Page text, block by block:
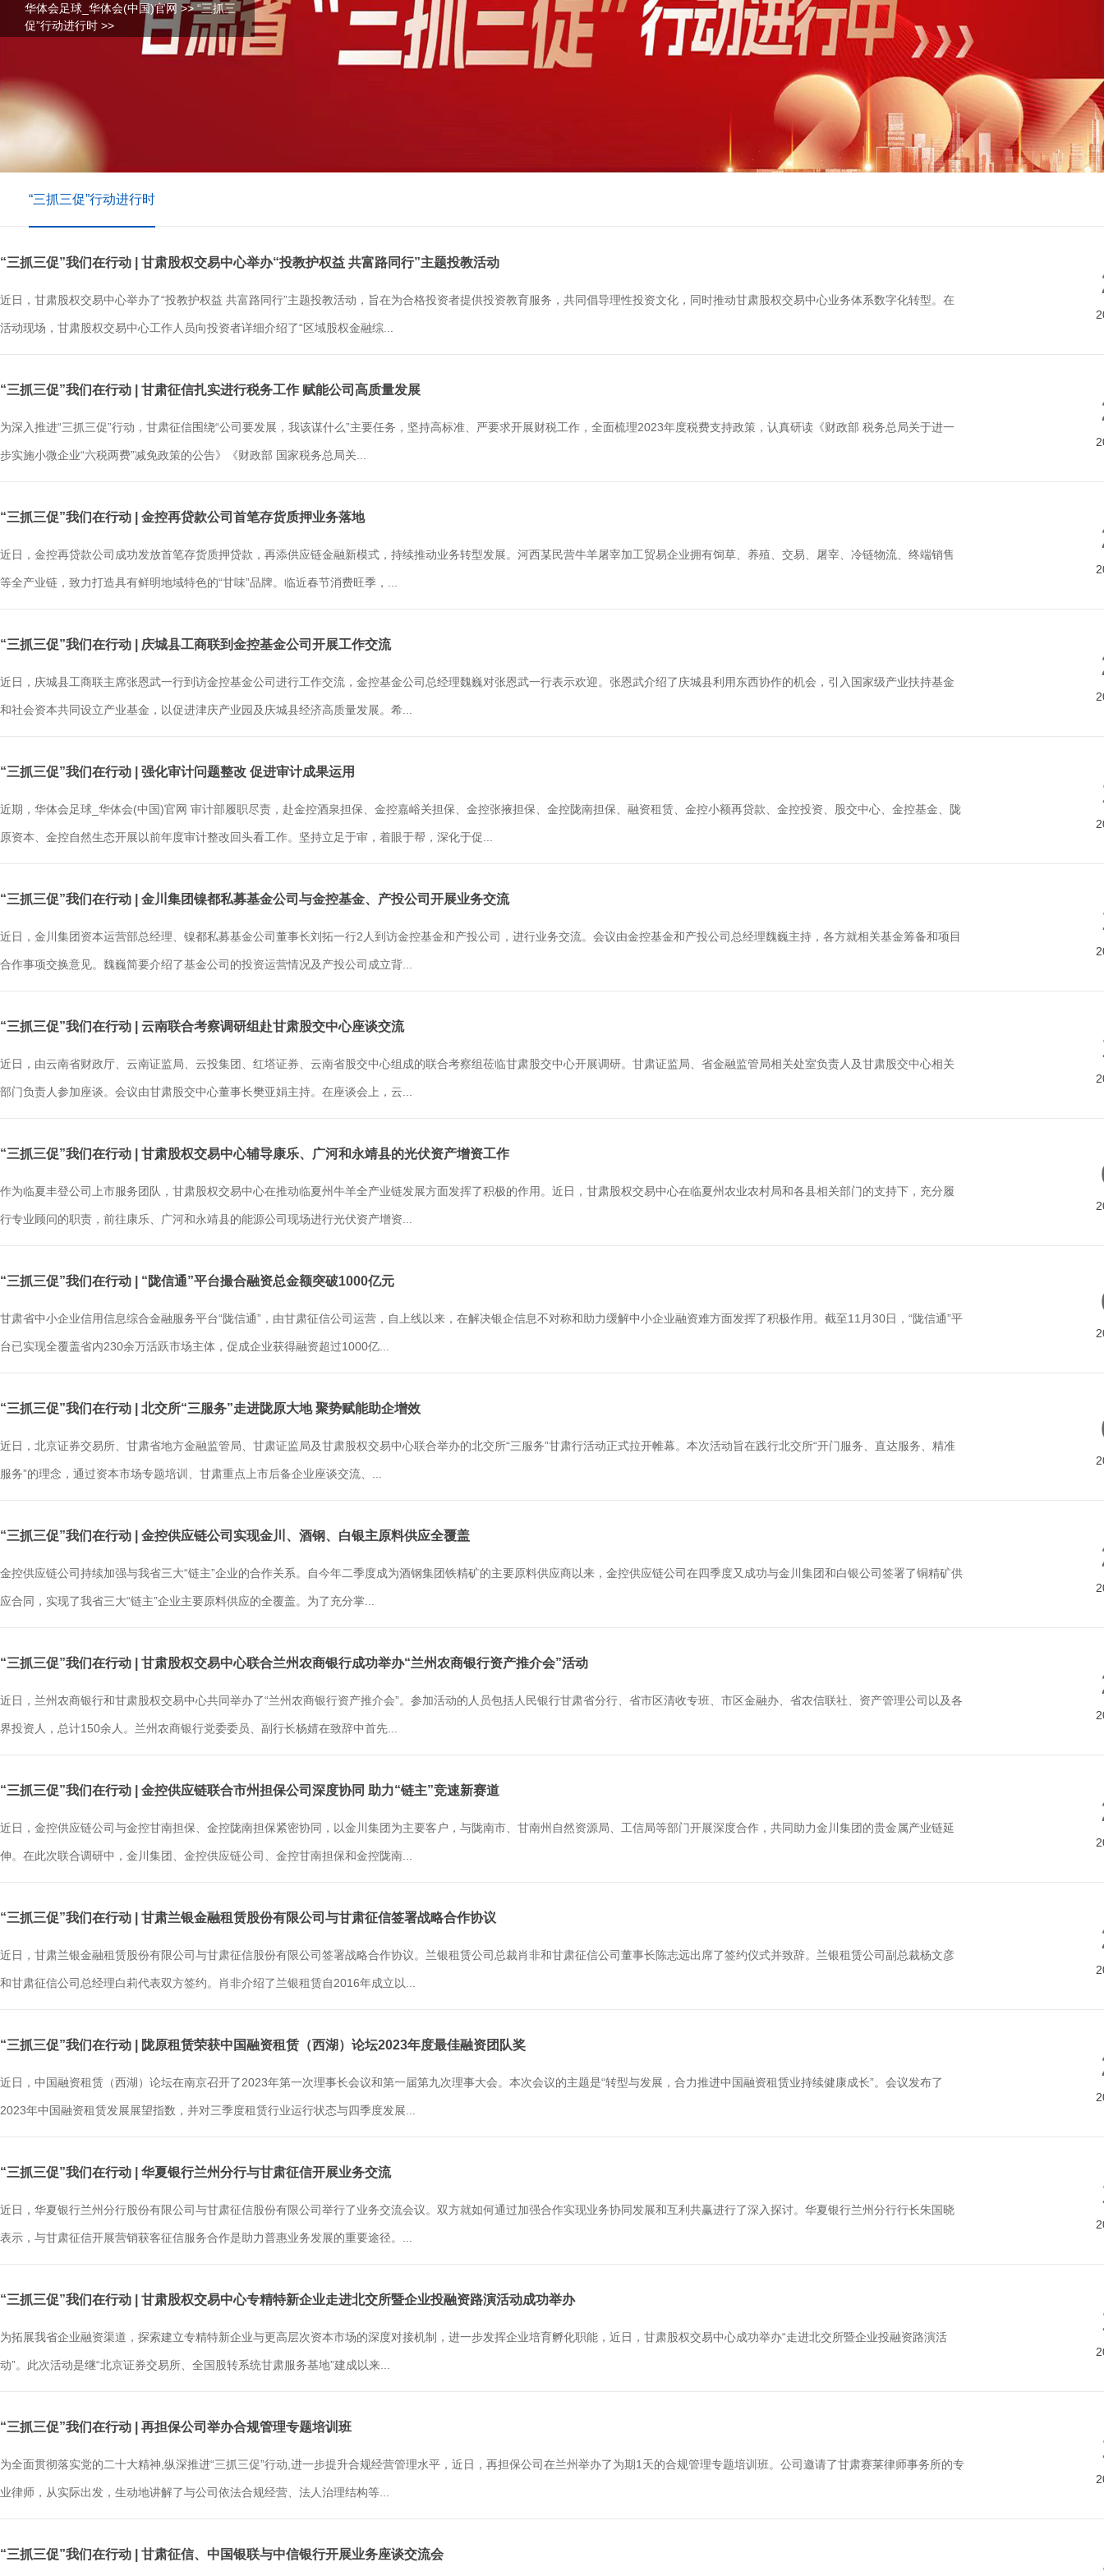
华体会足球_华体会(中国)官网 >>“三抓三
促”行动进行时 >>
“三抓三促”行动进行时
“三抓三促”我们在行动 | 甘肃股权交易中心举办“投教护权益 共富路同行”主题投教活动
近日，甘肃股权交易中心举办了“投教护权益 共富路同行”主题投教活动，旨在为合格投资者提供投资教育服务，共同倡导理性投资文化，同时推动甘肃股权交易中心业务体系数字化转型。在
活动现场，甘肃股权交易中心工作人员向投资者详细介绍了“区域股权金融综...
“三抓三促”我们在行动 | 甘肃征信扎实进行税务工作 赋能公司高质量发展
为深入推进“三抓三促”行动，甘肃征信围绕“公司要发展，我该谋什么”主要任务，坚持高标准、严要求开展财税工作，全面梳理2023年度税费支持政策，认真研读《财政部 税务总局关于进一
步实施小微企业“六税两费”减免政策的公告》《财政部 国家税务总局关...
“三抓三促”我们在行动 | 金控再贷款公司首笔存货质押业务落地
近日，金控再贷款公司成功发放首笔存货质押贷款，再添供应链金融新模式，持续推动业务转型发展。河西某民营牛羊屠宰加工贸易企业拥有饲草、养殖、交易、屠宰、冷链物流、终端销售
等全产业链，致力打造具有鲜明地域特色的“甘味”品牌。临近春节消费旺季，...
“三抓三促”我们在行动 | 庆城县工商联到金控基金公司开展工作交流
近日，庆城县工商联主席张恩武一行到访金控基金公司进行工作交流，金控基金公司总经理魏巍对张恩武一行表示欢迎。张恩武介绍了庆城县利用东西协作的机会，引入国家级产业扶持基金
和社会资本共同设立产业基金，以促进津庆产业园及庆城县经济高质量发展。希...
“三抓三促”我们在行动 | 强化审计问题整改 促进审计成果运用
近期，华体会足球_华体会(中国)官网 审计部履职尽责，赴金控酒泉担保、金控嘉峪关担保、金控张掖担保、金控陇南担保、融资租赁、金控小额再贷款、金控投资、股交中心、金控基金、陇
原资本、金控自然生态开展以前年度审计整改回头看工作。坚持立足于审，着眼于帮，深化于促...
“三抓三促”我们在行动 | 金川集团镍都私募基金公司与金控基金、产投公司开展业务交流
近日，金川集团资本运营部总经理、镍都私募基金公司董事长刘拓一行2人到访金控基金和产投公司，进行业务交流。会议由金控基金和产投公司总经理魏巍主持，各方就相关基金筹备和项目
合作事项交换意见。魏巍简要介绍了基金公司的投资运营情况及产投公司成立背...
“三抓三促”我们在行动 | 云南联合考察调研组赴甘肃股交中心座谈交流
近日，由云南省财政厅、云南证监局、云投集团、红塔证券、云南省股交中心组成的联合考察组莅临甘肃股交中心开展调研。甘肃证监局、省金融监管局相关处室负责人及甘肃股交中心相关
部门负责人参加座谈。会议由甘肃股交中心董事长樊亚娟主持。在座谈会上，云...
“三抓三促”我们在行动 | 甘肃股权交易中心辅导康乐、广河和永靖县的光伏资产增资工作
作为临夏丰登公司上市服务团队，甘肃股权交易中心在推动临夏州牛羊全产业链发展方面发挥了积极的作用。近日，甘肃股权交易中心在临夏州农业农村局和各县相关部门的支持下，充分履
行专业顾问的职责，前往康乐、广河和永靖县的能源公司现场进行光伏资产增资...
“三抓三促”我们在行动 | “陇信通”平台撮合融资总金额突破1000亿元
甘肃省中小企业信用信息综合金融服务平台“陇信通”，由甘肃征信公司运营，自上线以来，在解决银企信息不对称和助力缓解中小企业融资难方面发挥了积极作用。截至11月30日，“陇信通”平
台已实现全覆盖省内230余万活跃市场主体，促成企业获得融资超过1000亿...
“三抓三促”我们在行动 | 北交所“三服务”走进陇原大地 聚势赋能助企增效
近日，北京证券交易所、甘肃省地方金融监管局、甘肃证监局及甘肃股权交易中心联合举办的北交所“三服务”甘肃行活动正式拉开帷幕。本次活动旨在践行北交所“开门服务、直达服务、精准
服务”的理念，通过资本市场专题培训、甘肃重点上市后备企业座谈交流、...
“三抓三促”我们在行动 | 金控供应链公司实现金川、酒钢、白银主原料供应全覆盖
金控供应链公司持续加强与我省三大“链主”企业的合作关系。自今年二季度成为酒钢集团铁精矿的主要原料供应商以来，金控供应链公司在四季度又成功与金川集团和白银公司签署了铜精矿供
应合同，实现了我省三大“链主”企业主要原料供应的全覆盖。为了充分掌...
“三抓三促”我们在行动 | 甘肃股权交易中心联合兰州农商银行成功举办“兰州农商银行资产推介会”活动
近日，兰州农商银行和甘肃股权交易中心共同举办了“兰州农商银行资产推介会”。参加活动的人员包括人民银行甘肃省分行、省市区清收专班、市区金融办、省农信联社、资产管理公司以及各
界投资人，总计150余人。兰州农商银行党委委员、副行长杨婧在致辞中首先...
“三抓三促”我们在行动 | 金控供应链联合市州担保公司深度协同 助力“链主”竞速新赛道
近日，金控供应链公司与金控甘南担保、金控陇南担保紧密协同，以金川集团为主要客户，与陇南市、甘南州自然资源局、工信局等部门开展深度合作，共同助力金川集团的贵金属产业链延
伸。在此次联合调研中，金川集团、金控供应链公司、金控甘南担保和金控陇南...
“三抓三促”我们在行动 | 甘肃兰银金融租赁股份有限公司与甘肃征信签署战略合作协议
近日，甘肃兰银金融租赁股份有限公司与甘肃征信股份有限公司签署战略合作协议。兰银租赁公司总裁肖非和甘肃征信公司董事长陈志远出席了签约仪式并致辞。兰银租赁公司副总裁杨文彦
和甘肃征信公司总经理白莉代表双方签约。肖非介绍了兰银租赁自2016年成立以...
“三抓三促”我们在行动 | 陇原租赁荣获中国融资租赁（西湖）论坛2023年度最佳融资团队奖
近日，中国融资租赁（西湖）论坛在南京召开了2023年第一次理事长会议和第一届第九次理事大会。本次会议的主题是“转型与发展，合力推进中国融资租赁业持续健康成长”。会议发布了
2023年中国融资租赁发展展望指数，并对三季度租赁行业运行状态与四季度发展...
“三抓三促”我们在行动 | 华夏银行兰州分行与甘肃征信开展业务交流
近日，华夏银行兰州分行股份有限公司与甘肃征信股份有限公司举行了业务交流会议。双方就如何通过加强合作实现业务协同发展和互利共赢进行了深入探讨。华夏银行兰州分行行长朱国晓
表示，与甘肃征信开展营销获客征信服务合作是助力普惠业务发展的重要途径。...
“三抓三促”我们在行动 | 甘肃股权交易中心专精特新企业走进北交所暨企业投融资路演活动成功举办
为拓展我省企业融资渠道，探索建立专精特新企业与更高层次资本市场的深度对接机制，进一步发挥企业培育孵化职能，近日，甘肃股权交易中心成功举办“走进北交所暨企业投融资路演活
动”。此次活动是继“北京证券交易所、全国股转系统甘肃服务基地”建成以来...
“三抓三促”我们在行动 | 再担保公司举办合规管理专题培训班
为全面贯彻落实党的二十大精神,纵深推进“三抓三促”行动,进一步提升合规经营管理水平，近日，再担保公司在兰州举办了为期1天的合规管理专题培训班。公司邀请了甘肃赛莱律师事务所的专
业律师，从实际出发，生动地讲解了与公司依法合规经营、法人治理结构等...
“三抓三促”我们在行动 | 甘肃征信、中国银联与中信银行开展业务座谈交流会